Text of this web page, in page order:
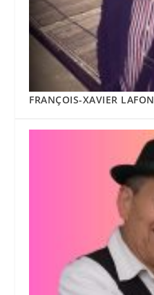
FRANÇOIS-XAVIER LAFON